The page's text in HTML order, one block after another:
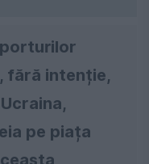
fără intenție,
pe piața